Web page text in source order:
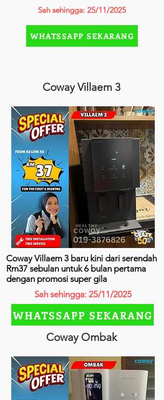
Sah sehingga: 25/11/2025
WHATSSAPP SEKARANG
Coway Villaem 3
Coway Villaem 3 baru kini dari serendah
Rm37 sebulan untuk 6 bulan pertama
dengan promosi super gila
Sah sehingga: 25/11/2025
WHATSSAPP SEKARANG
Coway Ombak